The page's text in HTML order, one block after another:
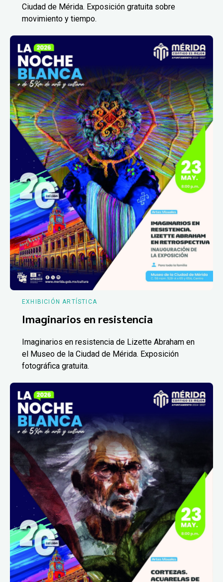
Ciudad de Mérida. Exposición gratuita sobre
movimiento y tiempo.
EXHIBICIÓN ARTÍSTICA
Imaginarios en resistencia
Imaginarios en resistencia de Lizette Abraham en
el Museo de la Ciudad de Mérida. Exposición
fotográfica gratuita.